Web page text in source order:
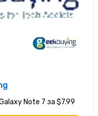
Note 7 за $7.99